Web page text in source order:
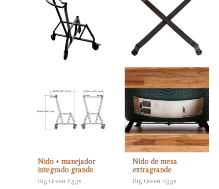
Nido + manejador
integrado grande
Big Green Eggs
Nido de mesa
extragrande
Big Green Eggs